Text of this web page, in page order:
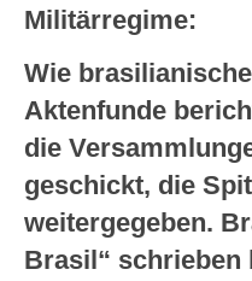
Militärregime:
Wie
Aktenfunde
die
geschickt, die
weitergegeben.
Brasil“ schrieben